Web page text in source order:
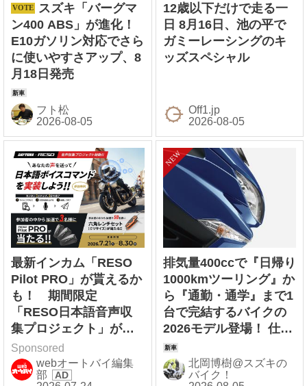
スズキ「バーグマ
ン400 ABS」が進化！
E10ガソリン対応でさら
に使いやすさアップ、8
月18日発売
フト松
12歳以下だけで走る一
日 8月16日、池の平で
ガミーレーシングのキ
ッズスペシャル
Off1.jp
最新インカム「RESO
Pilot PRO」が貰えるか
も！ 期間限定
「RESO日本語音声収
集プロジェクト」がス
タート！
Sponsored
webオートバイ編集
部
排気量400ccで『日帰り
1000kmツーリング』か
ら『通勤・通学』まで1
台で完結するバイクの
2026モデル登場！ 仕様
変更を受けても価格は
すえ置き!? 今となって
は逆にリーズナブルか
北岡博樹@スズキの
バイク！